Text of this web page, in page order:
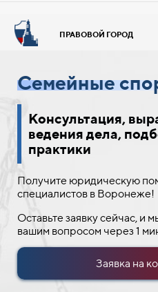
ПРАВОВОЙ ГОРОД
Семейные
Консультация,
ведения дела,
практики
Получите юридическую
специалистов в Воронеже!
Оставьте заявку сейчас, и
вашим вопросом через 1
Заявка на